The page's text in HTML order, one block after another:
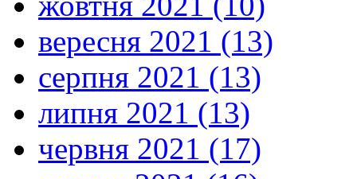
вересня 2021 (13)
серпня 2021 (13)
липня 2021 (13)
червня 2021 (17)